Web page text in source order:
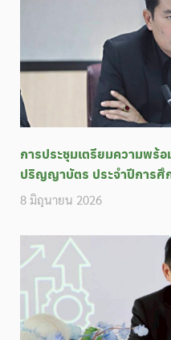
การประชุมเตรียมความพร้
ปริญญาบัตร ประจำปีการ
8 มิถุนายน 2026